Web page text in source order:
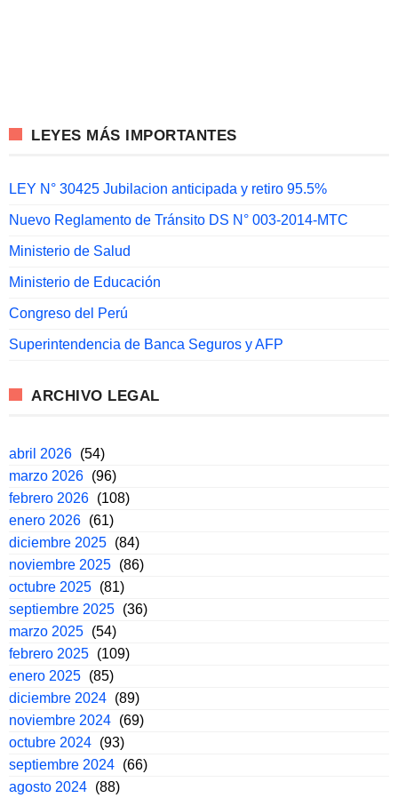
LEYES MÁS IMPORTANTES
LEY N° 30425 Jubilacion anticipada y retiro 95.5%
Nuevo Reglamento de Tránsito DS N° 003-2014-MTC
Ministerio de Salud
Ministerio de Educación
Congreso del Perú
Superintendencia de Banca Seguros y AFP
ARCHIVO LEGAL
abril 2026 (54)
marzo 2026 (96)
febrero 2026 (108)
enero 2026 (61)
diciembre 2025 (84)
noviembre 2025 (86)
octubre 2025 (81)
septiembre 2025 (36)
marzo 2025 (54)
febrero 2025 (109)
enero 2025 (85)
diciembre 2024 (89)
noviembre 2024 (69)
octubre 2024 (93)
septiembre 2024 (66)
agosto 2024 (88)